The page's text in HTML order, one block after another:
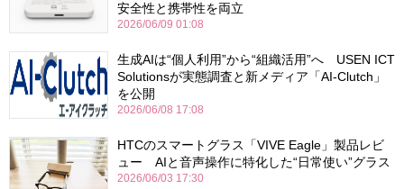
安全性と携帯性を両立
2026/06/09 01:08
生成AIは“個人利用”から“組織活用”へ USEN ICT
Solutionsが実態調査と新メディア「AI-Clutch」
を公開
2026/06/08 17:08
HTCのスマートグラス「VIVE Eagle」製品レビ
ュー AIと音声操作に特化した“日常使い”グラス
2026/06/03 17:30